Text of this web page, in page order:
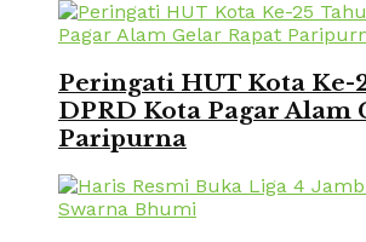
Peringati HUT Kota Ke-
DPRD Kota Pagar Alam
Paripurna